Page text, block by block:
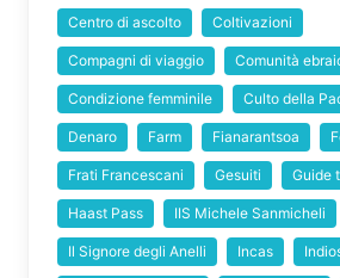
Centro di ascolto Coltivazioni
Compagni di viaggio Comunità
Condizione femminile Culto della
Denaro Farm Fianarantsoa
Frati Francescani Gesuiti Guide
Haast Pass IIS Michele Sanmicheli
Il Signore degli Anelli Incas